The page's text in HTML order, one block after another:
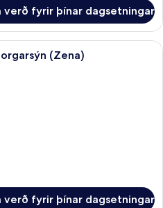
verð fyrir þínar dagsetningar
(Zena)
verð fyrir þínar dagsetningar